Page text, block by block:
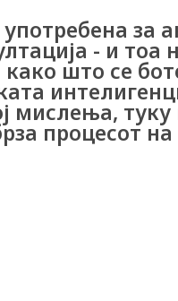
за
- и тоа
што се
мислења,
процесот